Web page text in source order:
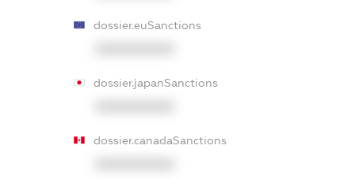
dossier.euSanctions
dossier.japanSanctions
dossier.canadaSanctions